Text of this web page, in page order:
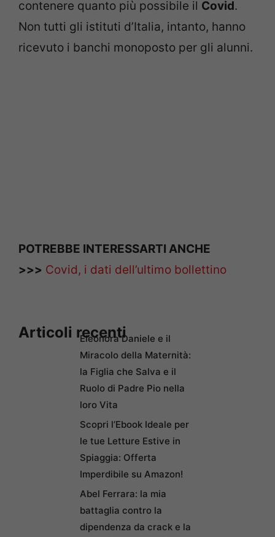
contenere quanto più possibile il Covid.
Non tutti gli istituti d’Italia, intanto, hanno
ricevuto i banchi monoposto per gli alunni.
POTREBBE INTERESSARTI ANCHE
>>> Covid, i dati dell’ultimo bollettino
Articoli recentiEleonora Daniele e il
Miracolo della Maternità:
la Figlia che Salva e il
Ruolo di Padre Pio nella
loro Vita
Scopri l’Ebook Ideale per
le tue Letture Estive in
Spiaggia: Offerta
Imperdibile su Amazon!
Abel Ferrara: la mia
battaglia contro la
dipendenza da crack e la